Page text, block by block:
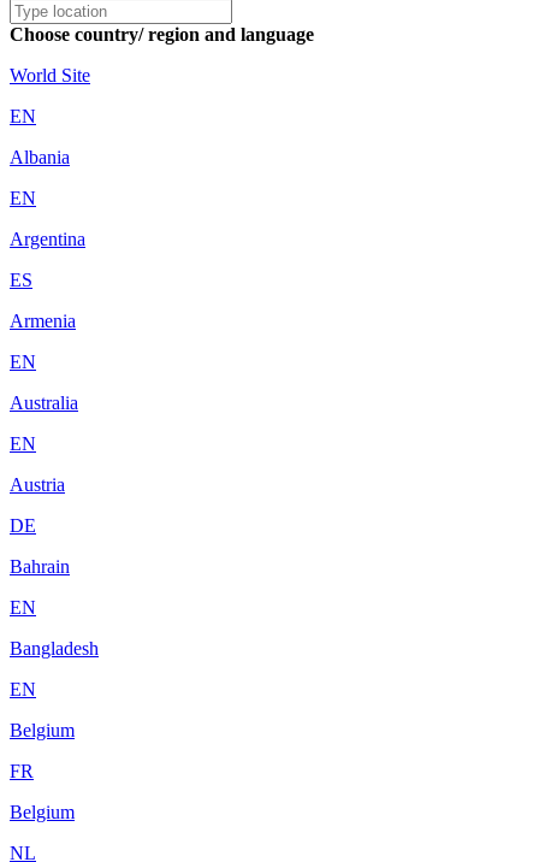
Choose country/ region and language
World Site
EN
Albania
EN
Argentina
ES
Armenia
EN
Australia
EN
Austria
DE
Bahrain
EN
Bangladesh
EN
Belgium
FR
Belgium
NL